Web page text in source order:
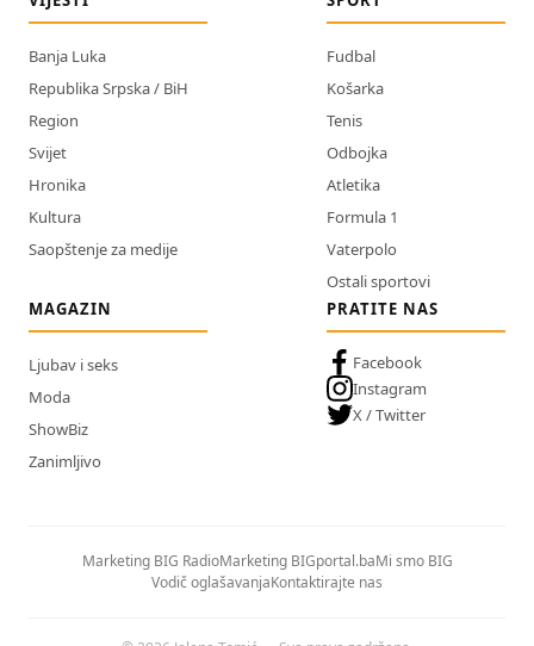
Banja Luka
Republika Srpska / BiH
Region
Svijet
Hronika
Kultura
Saopštenje za medije
Fudbal
Košarka
Tenis
Odbojka
Atletika
Formula 1
Vaterpolo
Ostali sportovi
MAGAZIN
Ljubav i seks
Moda
ShowBiz
Zanimljivo
PRATITE NAS
Facebook
Instagram
X / Twitter
Marketing BIG RadioMarketing BIGportal.baMi smo BIG
Vodič oglašavanjaKontaktirajte nas